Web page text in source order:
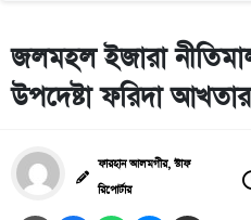
জলমহল ইজারা
উপদেষ্টা ফরিদা আখতার
ফারহান আলমগীর, স্টাফ
রিপোর্টার